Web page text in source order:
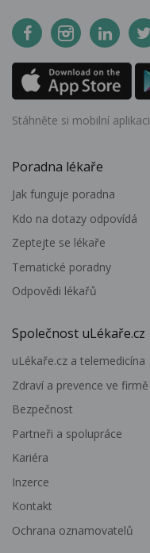
Stáhněte si mobilní aplikaci
Poradna lékaře
Jak funguje poradna
Kdo na dotazy odpovídá
Zeptejte se lékaře
Tematické poradny
Odpovědi lékařů
Společnost uLékaře.cz
uLékaře.cz a telemedicína
Zdraví a prevence ve firmě
Bezpečnost
Partneři a spolupráce
Kariéra
Inzerce
Kontakt
Ochrana oznamovatelů